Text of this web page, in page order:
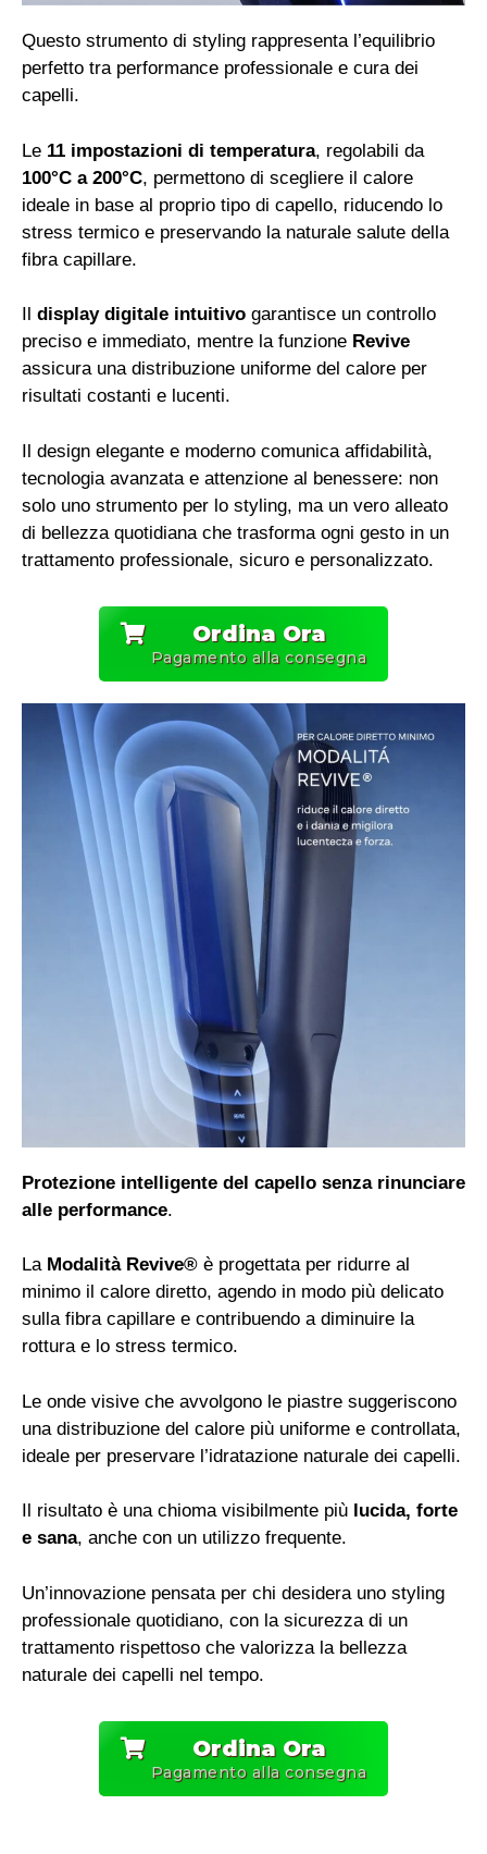
Questo strumento di styling rappresenta l’equilibrio
perfetto tra performance professionale e cura dei
capelli.
Le 11 impostazioni di temperatura, regolabili da
100°C a 200°C, permettono di scegliere il calore
ideale in base al proprio tipo di capello, riducendo lo
stress termico e preservando la naturale salute della
fibra capillare.
Il display digitale intuitivo garantisce un controllo
preciso e immediato, mentre la funzione Revive
assicura una distribuzione uniforme del calore per
risultati costanti e lucenti.
Il design elegante e moderno comunica affidabilità,
tecnologia avanzata e attenzione al benessere: non
solo uno strumento per lo styling, ma un vero alleato
di bellezza quotidiana che trasforma ogni gesto in un
trattamento professionale, sicuro e personalizzato.
Ordina Ora
Pagamento alla consegna
Protezione intelligente del capello senza rinunciare
alle performance.
La Modalità Revive® è progettata per ridurre al
minimo il calore diretto, agendo in modo più delicato
sulla fibra capillare e contribuendo a diminuire la
rottura e lo stress termico.
Le onde visive che avvolgono le piastre suggeriscono
una distribuzione del calore più uniforme e controllata,
ideale per preservare l’idratazione naturale dei capelli.
Il risultato è una chioma visibilmente più lucida, forte
e sana, anche con un utilizzo frequente.
Un’innovazione pensata per chi desidera uno styling
professionale quotidiano, con la sicurezza di un
trattamento rispettoso che valorizza la bellezza
naturale dei capelli nel tempo.
Ordina Ora
Pagamento alla consegna